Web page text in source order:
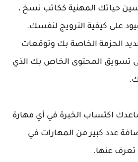
حياتك المهنية ككاتب نسخ ،
على كيفية الترويج لنفسك.
الحزمة الخاصة بك وتوقعات
تسويق المحتوى الخاص بك الذي
اكتساب الخبرة في أي مهارة
عدد كبير من المهارات في
تعرف عنها.